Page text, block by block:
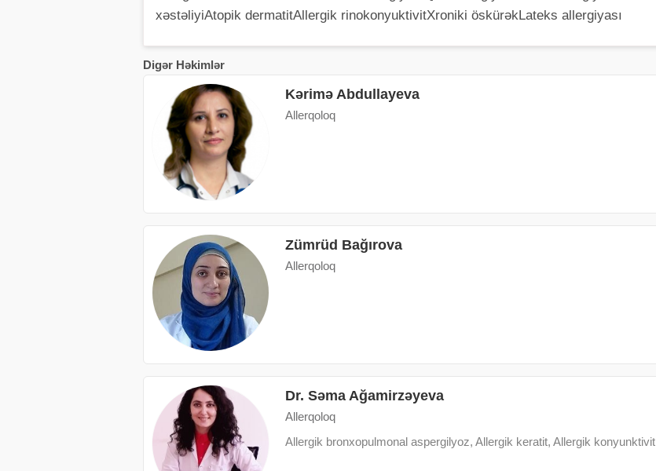
xəstəliyiAtopik dermatitAllergik rinokonyuktivitXroniki öskürəkLateks allergiyası
Digər Həkimlər
Kərimə Abdullayeva
Allerqoloq
Zümrüd Bağırova
Allerqoloq
Dr. Səma Ağamirzəyeva
Allerqoloq
Аllergik bronxopulmonal aspergilyoz, Allergik keratit, Allergik konyunktivit